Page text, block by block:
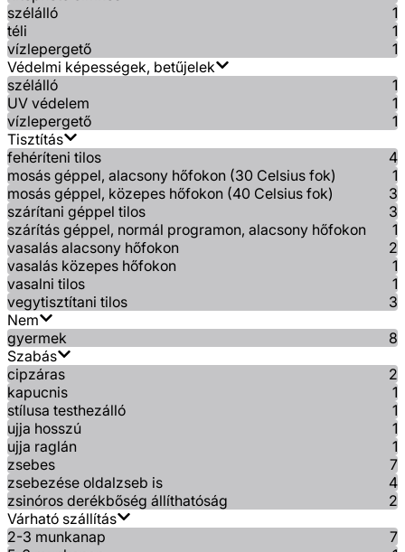
szélálló
1
téli
1
vízlepergető
1
Védelmi képességek, betűjelek
szélálló
1
UV védelem
1
vízlepergető
1
Tisztítás
fehéríteni tilos
4
mosás géppel, alacsony hőfokon (30 Celsius fok)
1
mosás géppel, közepes hőfokon (40 Celsius fok)
3
szárítani géppel tilos
3
szárítás géppel, normál programon, alacsony hőfokon
1
vasalás alacsony hőfokon
2
vasalás közepes hőfokon
1
vasalni tilos
1
vegytisztítani tilos
3
Nem
gyermek
8
Szabás
cipzáras
2
kapucnis
1
stílusa testhezálló
1
ujja hosszú
1
ujja raglán
1
zsebes
7
zsebezése oldalzseb is
4
zsinóros derékbőség állíthatóság
2
Várható szállítás
2-3 munkanap
7